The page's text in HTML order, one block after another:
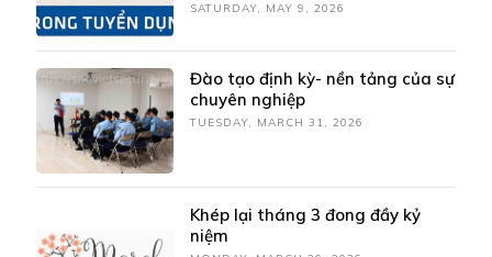
SATURDAY, MAY 9, 2026
Đào tạo định kỳ- nền tảng của sự
chuyên nghiệp
TUESDAY, MARCH 31, 2026
Khép lại tháng 3 đong đầy kỷ
niệm